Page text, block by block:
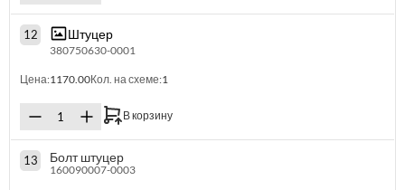
12 Штуцер
380750630-0001
Цена:1170.00Кол. на схеме:1
В корзину
13 Болт штуцер
160090007-0003